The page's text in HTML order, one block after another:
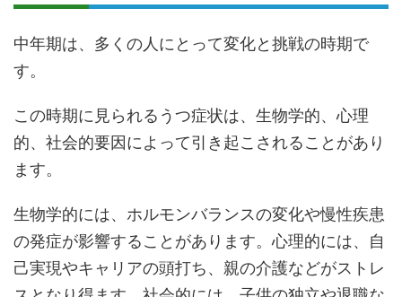
中年期は、多くの人にとって変化と挑戦の時期で
す。
この時期に見られるうつ症状は、生物学的、心理
的、社会的要因によって引き起こされることがあり
ます。
生物学的には、ホルモンバランスの変化や慢性疾患
の発症が影響することがあります。心理的には、自
己実現やキャリアの頭打ち、親の介護などがストレ